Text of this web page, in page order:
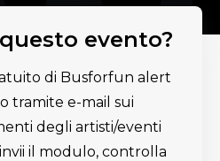
evento?
di Busforfun alert
tramite e-mail sui
degli artisti/eventi
il modulo, controlla